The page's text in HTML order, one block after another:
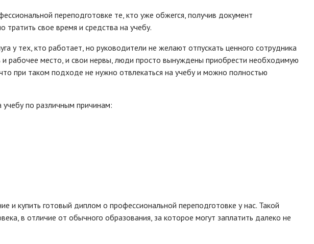
переподготовке те, кто уже обжегся, получив документ
свое время и средства на учебу.
у тех, кто работает, но руководители не желают отпускать ценного сотрудника
и рабочее место, и свои нервы, люди просто вынуждены приобрести необходимую
при таком подходе не нужно отвлекаться на учебу и можно полностью
по различным причинам:
и купить готовый диплом о профессиональной переподготовке у нас. Такой
в отличие от обычного образования, за которое могут заплатить далеко не